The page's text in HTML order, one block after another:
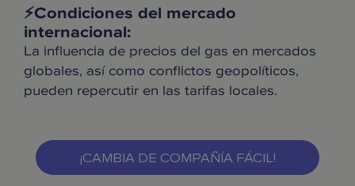
⚡️Condiciones del mercado
internacional:
La influencia de precios del gas en mercados
globales, así como conflictos geopolíticos,
pueden repercutir en las tarifas locales.
¡CAMBIA DE COMPAÑÍA FÁCIL!